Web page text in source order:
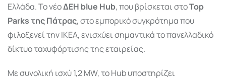
Ελλάδα. Το νέοΔΕΗ blue Hub, που βρίσκεται στοTop
Parks της Πάτρας, στο εμπορικό συγκρότημα που
φιλοξενεί την IKEA, ενισχύει σημαντικά το πανελλαδικό
δίκτυο ταχυφόρτισης της εταιρείας.
Με συνολική ισχύ 1,2 MW, το Hub υποστηρίζει